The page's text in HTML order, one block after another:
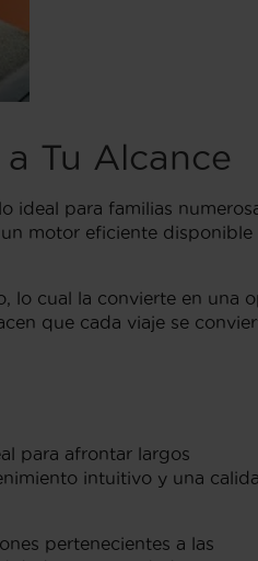
Tu Alcance
ideal para familias
motor eficiente disponible
lo cual la convierte en una
que cada viaje se
para afrontar largos
intuitivo y una
pertenecientes a las